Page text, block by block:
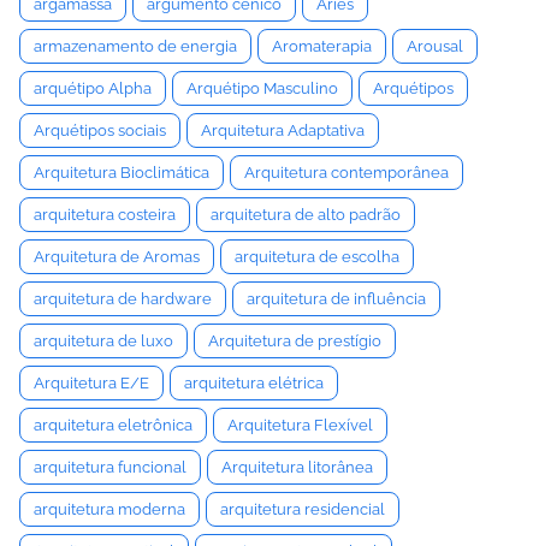
argamassa argumento cênico Áries
armazenamento de energia Aromaterapia Arousal
arquétipo Alpha Arquétipo Masculino Arquétipos
Arquétipos sociais Arquitetura Adaptativa
Arquitetura Bioclimática Arquitetura contemporânea
arquitetura costeira arquitetura de alto padrão
Arquitetura de Aromas arquitetura de escolha
arquitetura de hardware arquitetura de influência
arquitetura de luxo Arquitetura de prestígio
Arquitetura E/E arquitetura elétrica
arquitetura eletrônica Arquitetura Flexível
arquitetura funcional Arquitetura litorânea
arquitetura moderna arquitetura residencial